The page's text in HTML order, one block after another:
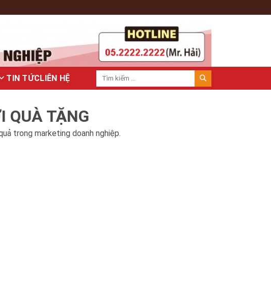
TIN TỨCLIÊN HỆ
QUÀ TẶNG
trong marketing doanh nghiệp.